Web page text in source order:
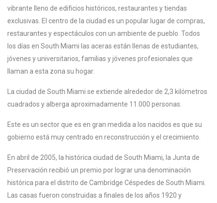
vibrante lleno de edificios históricos, restaurantes y tiendas
exclusivas. El centro de la ciudad es un popular lugar de compras,
restaurantes y espectáculos con un ambiente de pueblo. Todos
los días en South Miami las aceras están llenas de estudiantes,
jóvenes y universitarios, familias y jóvenes profesionales que
llaman a esta zona su hogar.
La ciudad de South Miami se extiende alrededor de 2,3 kilómetros
cuadrados y alberga aproximadamente 11.000 personas.
Este es un sector que es en gran medida a los nacidos es que su
gobierno está muy centrado en reconstrucción y el crecimiento.
En abril de 2005, la histórica ciudad de South Miami, la Junta de
Preservación recibió un premio por lograr una denominación
histórica para el distrito de Cambridge Céspedes de South Miami.
Las casas fueron construidas a finales de los años 1920 y